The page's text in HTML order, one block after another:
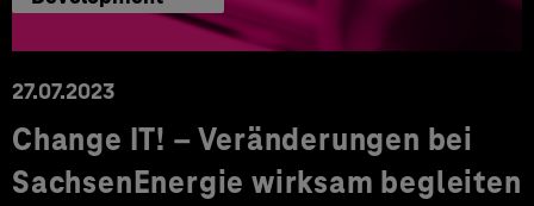
27.07.2023
Change IT! – Veränderungen bei
SachsenEnergie wirksam begleiten